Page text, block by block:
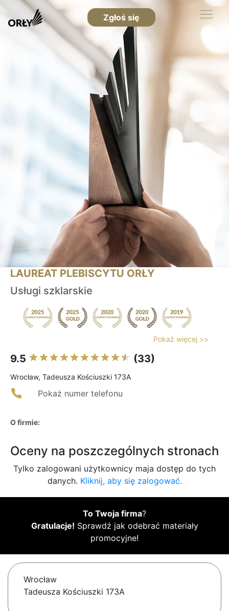
Zgłoś się
LAUREAT PLEBISCYTU ORŁY
Usługi szklarskie
Pokaż więcej >>
9.5 (33)
Wrocław, Tadeusza Kościuszki 173A
Pokaż numer telefonu
O firmie:
Oceny na poszczególnych stronach
Tylko zalogowani użytkownicy maja dostęp do tych
danych. Kliknij, aby się zalogować.
To Twoja firma?
Gratulacje! Sprawdź jak odebrać materiały
promocyjne!
Wrocław
Tadeusza Kościuszki 173A